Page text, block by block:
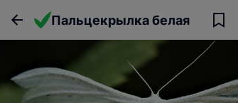
Пальцекрылка белая